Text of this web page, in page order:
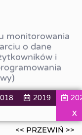
monitorowania
o dane
i
2019
X
<< PRZEWIŃ >>